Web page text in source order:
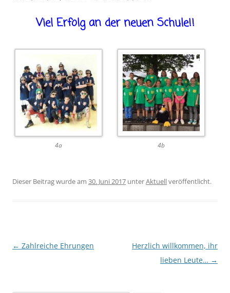
Viel Erfolg an der neuen Schule!!
4a 4b
Dieser Beitrag wurde am 30. Juni 2017 unterAktuellveröffentlicht.
Beitrags-
← Zahlreiche Ehrungen
Herzlich willkommen, ihr
lieben Leute… →